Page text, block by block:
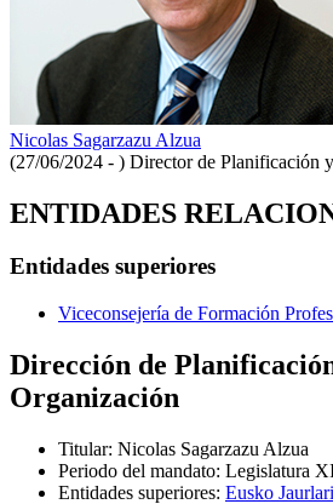
Nicolas Sagarzazu Alzua
(27/06/2024 - ) Director de Planificación
ENTIDADES
Entidades superiores
Viceconsejería de Formación
Dirección de
Organización
Titular: Nicolas Sagarzazu Alzua
Periodo del mandato: Legislatura
Entidades superiores: Eusko